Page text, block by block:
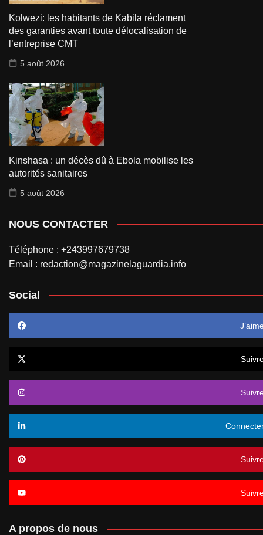
Kolwezi: les habitants de Kabila réclament
des garanties avant toute délocalisation de
l’entreprise CMT
5 août 2026
Kinshasa : un décès dû à Ebola mobilise les
autorités sanitaires
5 août 2026
NOUS CONTACTER
Téléphone : +243997679738
Email : redaction@magazinelaguardia.info
Social
A propos de nous